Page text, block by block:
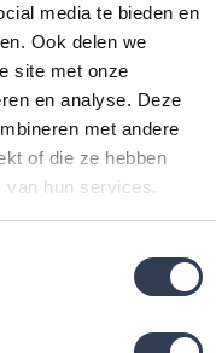
media te bieden en
Ook delen we
site met onze
en analyse. Deze
met andere
of die ze hebben
van hun services.
andere in dat we de
orde maken. We
het glas, de
ergens anders
zijn, zorgen wij
terechtkomen. De
nodig zijn voor de
en snel naar de